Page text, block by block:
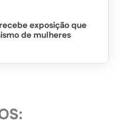
exposição que
de mulheres